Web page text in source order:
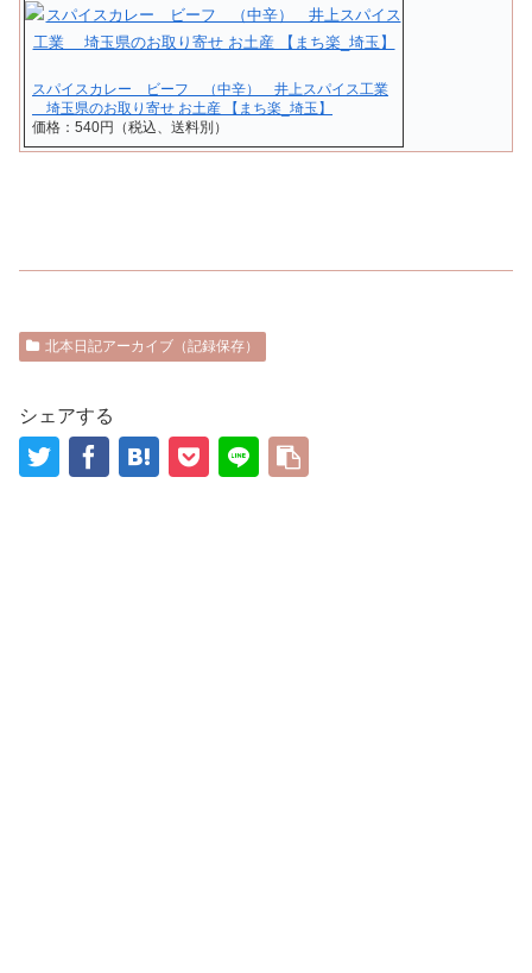
スパイスカレー ビーフ （中辛） 井上スパイス工業
埼玉県のお取り寄せ お土産 【まち楽_埼玉】
価格：540円（税込、送料別）
北本日記アーカイブ（記録保存）
シェアする